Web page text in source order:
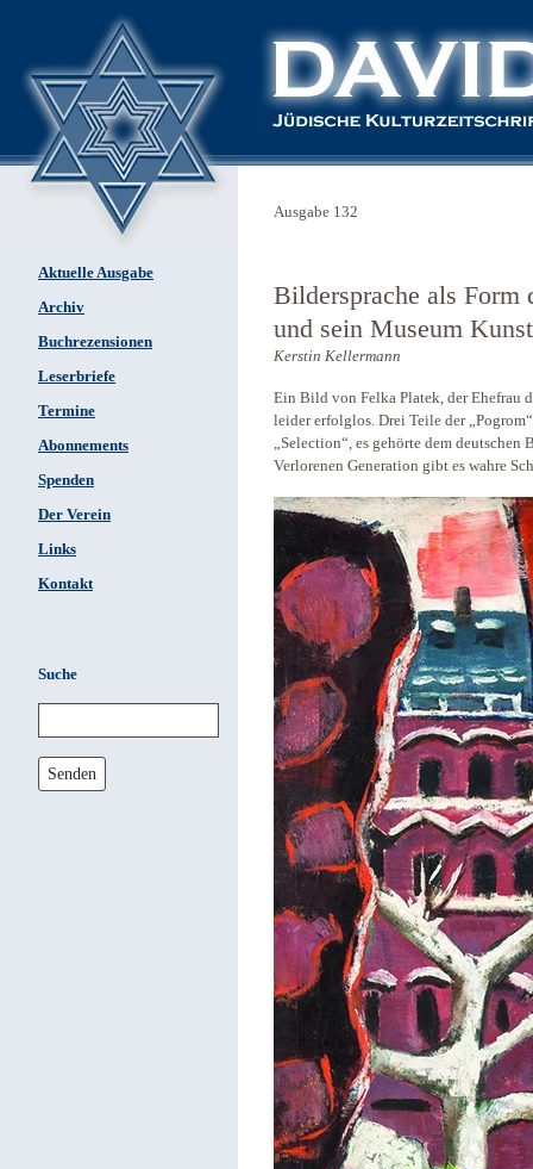
Aktuelle Ausgabe
Archiv
Buchrezensionen
Leserbriefe
Termine
Abonnements
Spenden
Der Verein
Links
Kontakt
Suche
Senden
Ausgabe 132
Bildersprache als Form
und sein Museum
Kerstin Kellermann
Ein Bild von Felka Platek, der Ehefrau
leider erfolglos. Drei Teile der
„Selection“, es gehörte dem
Verlorenen Generation gibt es wahre